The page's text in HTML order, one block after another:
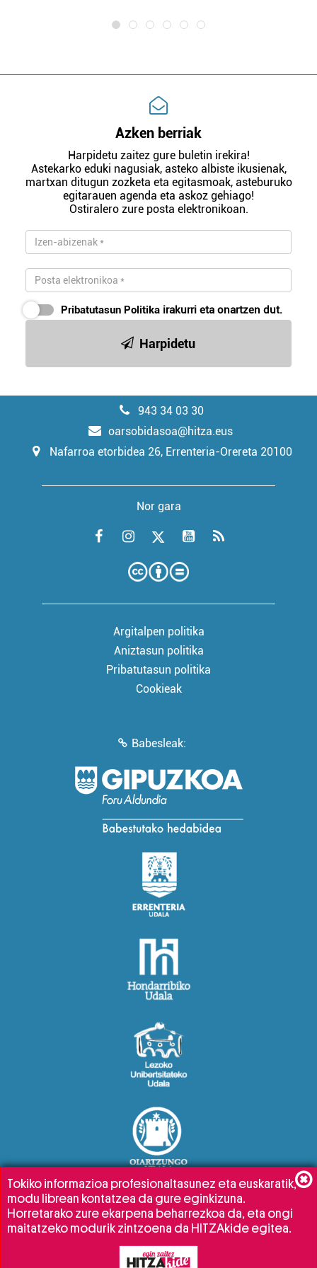
Azken berriak
Harpidetu zaitez gure buletin irekira!
Astekarko eduki nagusiak, asteko albiste ikusienak,
martxan ditugun zozketa eta egitasmoak, asteburuko
egitarauen agenda eta askoz gehiago!
Ostiralero zure posta elektronikoan.
Pribatutasun Politika irakurri eta onartzen dut.
Harpidetu
943 34 03 30
oarsobidasoa@hitza.eus
Nafarroa etorbidea 26, Errenteria-Orereta 20100
Nor gara
Argitalpen politika
Aniztasun politika
Pribatutasun politika
Cookieak
Babesleak:
Tokiko informazioa profesionaltasunez eta euskaratik,
modu librean kontatzea da gure eginkizuna.
Horretarako zure ekarpena beharrezkoa da, eta ongi
maitatzeko modurik zintzoena da HITZAkide egitea.